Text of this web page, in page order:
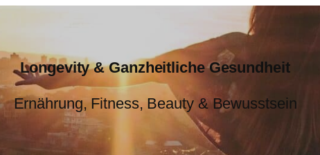
Longevity & Ganzheitliche Gesundheit
Ernährung, Fitness, Beauty & Bewusstsein